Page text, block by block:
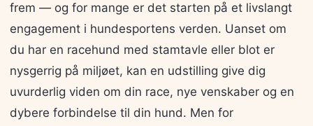
frem — og for mange er det starten på et livslangt
engagement i hundesportens verden. Uanset om
du har en racehund med stamtavle eller blot er
nysgerrig på miljøet, kan en udstilling give dig
uvurderlig viden om din race, nye venskaber og en
dybere forbindelse til din hund. Men for